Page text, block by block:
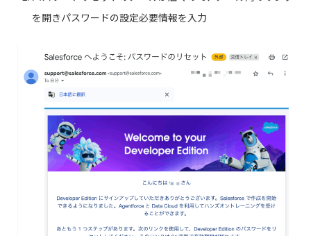
を開きパスワードの設定必要情報を入力